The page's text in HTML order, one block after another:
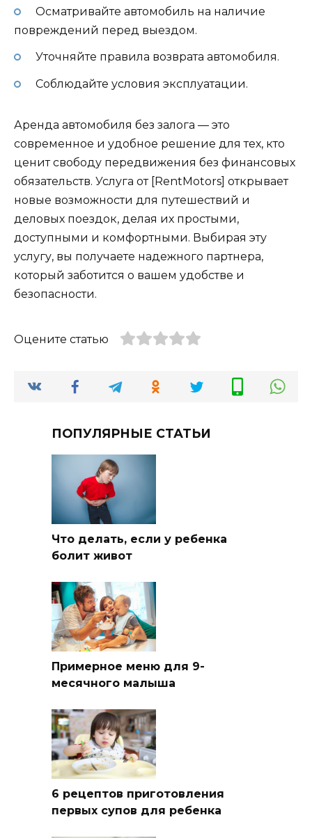
Осматривайте автомобиль на наличие
повреждений перед выездом.
Уточняйте правила возврата автомобиля.
Соблюдайте условия эксплуатации.
Аренда автомобиля без залога — это
современное и удобное решение для тех, кто
ценит свободу передвижения без финансовых
обязательств. Услуга от [RentMotors] открывает
новые возможности для путешествий и
деловых поездок, делая их простыми,
доступными и комфортными. Выбирая эту
услугу, вы получаете надежного партнера,
который заботится о вашем удобстве и
безопасности.
Оцените статью
ПОПУЛЯРНЫЕ СТАТЬИ
Что делать, если у ребенка
болит живот
Примерное меню для 9-
месячного малыша
6 рецептов приготовления
первых супов для ребенка